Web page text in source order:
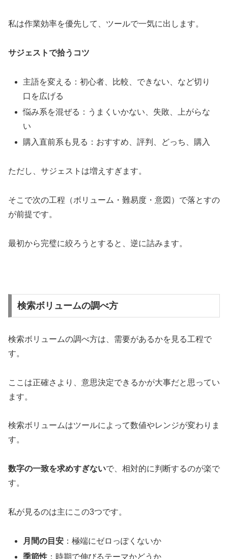
私は作業効率を優先して、ツールで一気に出します。
サジェストで拾うコツ
主語を変える：初心者、比較、できない、など切り
口を広げる
悩み系を混ぜる：うまくいかない、失敗、上がらな
い
購入直前系も見る：おすすめ、評判、どっち、購入
ただし、サジェストは増えすぎます。
そこで次の工程（ボリューム・難易度・意図）で落とすの
が前提です。
最初から完璧に絞ろうとすると、逆に詰みます。
検索ボリュームの調べ方
検索ボリュームの調べ方は、需要があるかを見る工程で
す。
ここは正確さより、意思決定できるかが大事だと思ってい
ます。
検索ボリュームはツールによって数値やレンジが変わりま
す。
数字の一致を求めすぎないで、相対的に判断するのが楽で
す。
私が見るのは主にこの3つです。
月間の目安 ：極端にゼロっぽくないか
季節性 ：時期で伸びるテーマかどうか